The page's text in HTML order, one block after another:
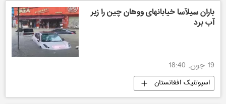
باران سیلآسا خیابانهای ووهان چین را زیر
آب برد
19 جون, 18:40
اسپوتنیک افغانستان